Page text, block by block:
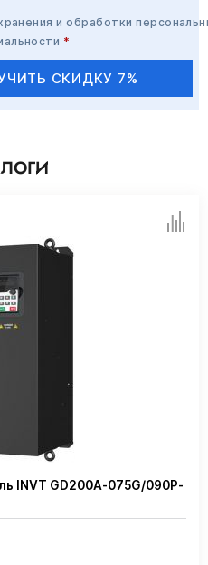
и обработки
*
СКИДКУ 7%
INVT GD200A-075G/090P-